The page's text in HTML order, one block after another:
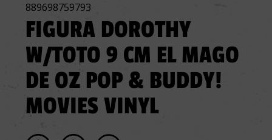
889698759793
FIGURA DOROTHY
W/TOTO 9 CM EL MAGO
DE OZ POP & BUDDY!
MOVIES VINYL